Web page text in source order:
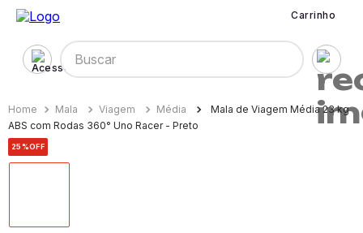
Carrinho
Buscar
Mala Viagem Média
Mala de Viagem Média 23 kg
ABS com Rodas 360° Uno Racer - Preto
25%OFF